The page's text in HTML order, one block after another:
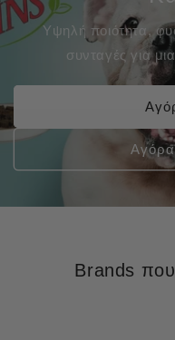
Υψηλή ποιότητα,
συνταγές για
Brands που